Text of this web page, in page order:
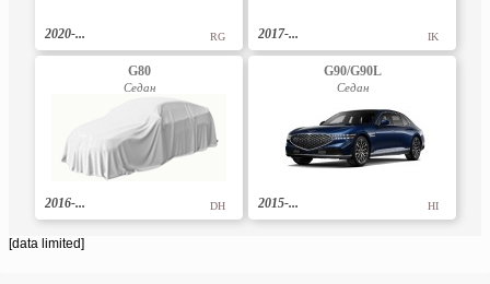
2020-... RG 2017-... IK
G80
Седан
2016-... DH
G90/G90L
Седан
2015-... HI
[data limited]